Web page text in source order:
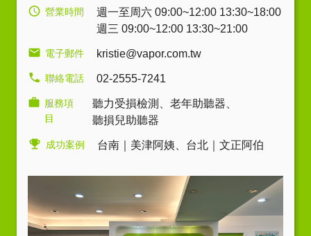
營業時間
週一至周六 09:00~12:00 13:30~18:00
週三 09:00~12:00 13:30~21:00
電子郵件 kristie@vapor.com.tw
聯絡電話 02-2555-7241
服務項
目
聽力受損檢測 老年助聽器
聽損兒助聽器
成功案例 台南｜美津阿姨 台北｜文正阿伯